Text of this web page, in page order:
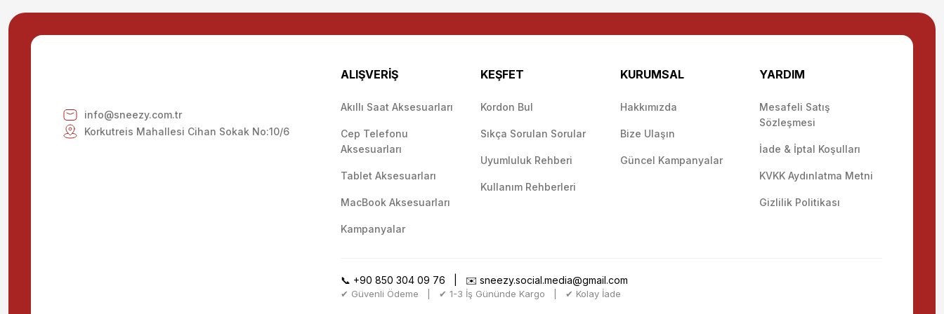
Gönder
info@sneezy.com.tr
Korkutreis Mahallesi Cihan Sokak No:10/6
ALIŞVERİŞ
Akıllı Saat Aksesuarları
Cep Telefonu
Aksesuarları
Tablet Aksesuarları
MacBook Aksesuarları
Kampanyalar
KEŞFET
Kordon Bul
Sıkça Sorulan Sorular
Uyumluluk Rehberi
Kullanım Rehberleri
KURUMSAL
Hakkımızda
Bize Ulaşın
Güncel Kampanyalar
YARDIM
Mesafeli Satış
Sözleşmesi
İade & İptal Koşulları
KVKK Aydınlatma Metni
Gizlilik Politikası
📞 +90 850 304 09 76 | ✉️sneezy.social.media@gmail.com
✔ Güvenli Ödeme | ✔ 1-3 İş Gününde Kargo | ✔ Kolay İade